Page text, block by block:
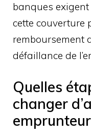
banques
cette couverture
remboursement
défaillance de
Quelles
changer